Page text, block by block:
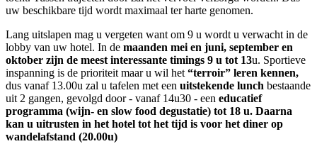
uw beschikbare tijd wordt maximaal ter harte genomen.
Lang uitslapen mag u vergeten want om 9 u wordt u verwacht in de
lobby van uw hotel. In de maanden mei en juni, september en
oktober zijn de meest interessante timings 9 u tot 13u. Sportieve
inspanning is de prioriteit maar u wil het“terroir” leren kennen,
dus vanaf 13.00u zal u tafelen met een uitstekende lunch bestaande
uit 2 gangen, gevolgd door - vanaf 14u30 - een educatief
programma (wijn- en slow food degustatie) tot 18 u. Daarna
kan u uitrusten in het hotel tot het tijd is voor het diner op
wandelafstand (20.00u)